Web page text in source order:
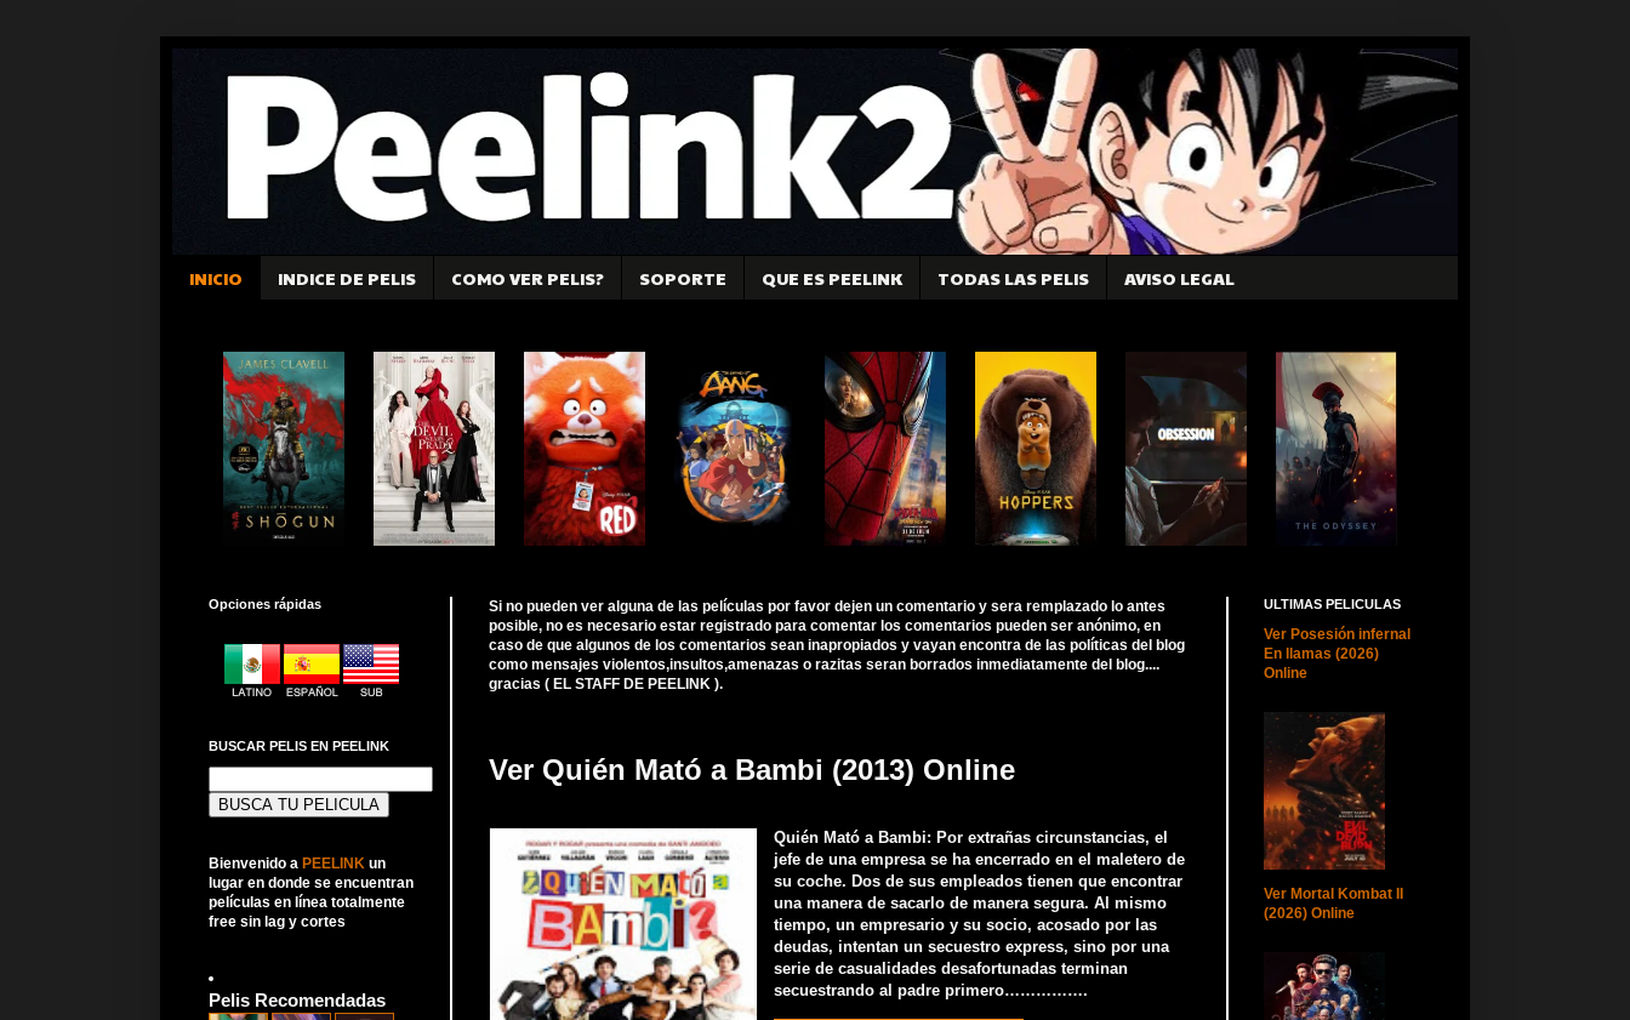
INICIO INDICE DE PELIS COMO VER PELIS? SOPORTE QUE ES PEELINK TODAS LAS PELIS AVISO LEGAL
Si no pueden ver alguna de las películas por favor dejen un comentario y sera remplazado lo antes
posible, no es necesario estar registrado para comentar los comentarios pueden ser anónimo, en
caso de que algunos de los comentarios sean inapropiados y vayan encontra de las políticas del blog
como mensajes violentos,insultos,amenazas o razitas seran borrados inmediatamente del blog....
gracias ( EL STAFF DE PEELINK ).
Ver Quién Mató a Bambi (2013) Online
Quién Mató a Bambi: Por extrañas circunstancias, el
jefe de una empresa se ha encerrado en el maletero de
su coche. Dos de sus empleados tienen que encontrar
una manera de sacarlo de manera segura. Al mismo
tiempo, un empresario y su socio, acosado por las
deudas, intentan un secuestro express, sino por una
serie de casualidades desafortunadas terminan
secuestrando al padre primero…………….
Opciones rápidas
BUSCAR PELIS EN PEELINK
Bienvenido a PEELINK un
lugar en donde se encuentran
películas en línea totalmente
free sin lag y cortes
Pelis Recomendadas
ULTIMAS PELICULAS
Ver Posesión infernal
En llamas (2026)
Online
Ver Mortal Kombat II
(2026) Online